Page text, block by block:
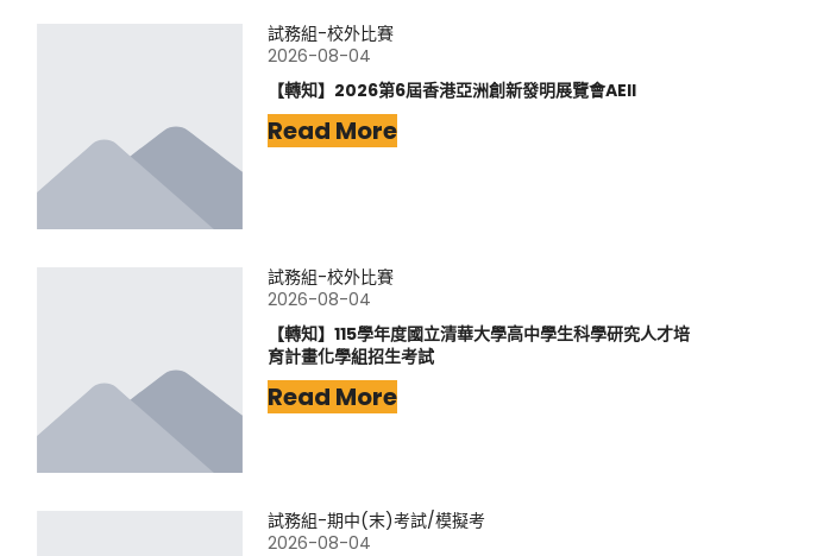
試務組-校外比賽
2026-08-04
【轉知】2026第6屆香港亞洲創新發明展覽會AEII
Read More
試務組-校外比賽
2026-08-04
【轉知】115學年度國立清華大學高中學生科學研究人才培
育計畫化學組招生考試
Read More
試務組-期中(末)考試/模擬考
2026-08-04